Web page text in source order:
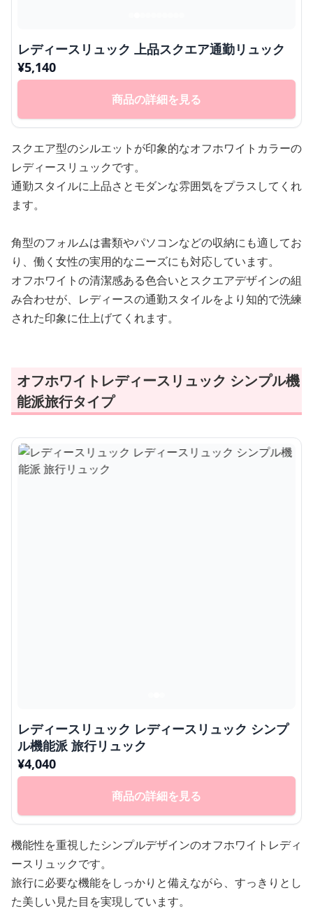
レディースリュック 上品スクエア通勤リュック
¥5,140
商品の詳細を見る
スクエア型のシルエットが印象的なオフホワイトカラーの
レディースリュックです。
通勤スタイルに上品さとモダンな雰囲気をプラスしてくれ
ます。
角型のフォルムは書類やパソコンなどの収納にも適してお
り、働く女性の実用的なニーズにも対応しています。
オフホワイトの清潔感ある色合いとスクエアデザインの組
み合わせが、レディースの通勤スタイルをより知的で洗練
された印象に仕上げてくれます。
オフホワイトレディースリュック シンプル機
能派旅行タイプ
レディースリュック レディースリュック シンプ
ル機能派 旅行リュック
¥4,040
商品の詳細を見る
機能性を重視したシンプルデザインのオフホワイトレディ
ースリュックです。
旅行に必要な機能をしっかりと備えながら、すっきりとし
た美しい見た目を実現しています。